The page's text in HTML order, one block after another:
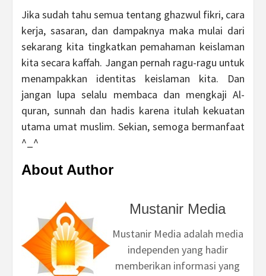
Jika sudah tahu semua tentang ghazwul fikri, cara
kerja, sasaran, dan dampaknya maka mulai dari
sekarang kita tingkatkan pemahaman keislaman
kita secara kaffah. Jangan pernah ragu-ragu untuk
menampakkan identitas keislaman kita. Dan
jangan lupa selalu membaca dan mengkaji Al-
quran, sunnah dan hadis karena itulah kekuatan
utama umat muslim. Sekian, semoga bermanfaat
^_^
About Author
Mustanir Media
Mustanir Media adalah media
independen yang hadir
memberikan informasi yang